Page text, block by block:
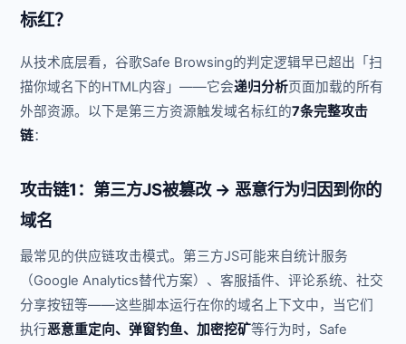
标红？
从技术底层看，谷歌Safe Browsing的判定逻辑早已超出「扫
描你域名下的HTML内容」——它会递归分析页面加载的所有
外部资源。以下是第三方资源触发域名标红的7条完整攻击
链：
攻击链1：第三方JS被篡改 → 恶意行为归因到你的
域名
最常见的供应链攻击模式。第三方JS可能来自统计服务
（Google Analytics替代方案）、客服插件、评论系统、社交
分享按钮等——这些脚本运行在你的域名上下文中，当它们
执行恶意重定向、弹窗钓鱼、加密挖矿等行为时，Safe